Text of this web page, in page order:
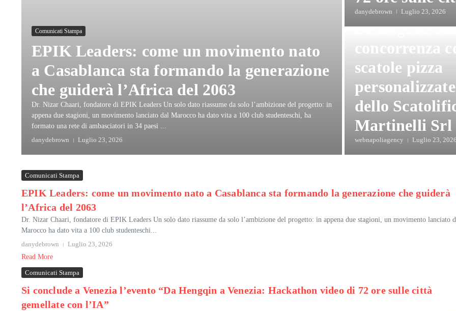
Comunicati Stampa
EPIK Leaders: come un movimento nato
a Casablanca sta formando la generazione
che guiderà l’Africa del 2063
Dr. Nizar Chaari, fondatore di EPIK Leaders Un solo dato riassume da solo l’ambizione del progetto: in
appena due stagioni, un movimento lanciato dal Marocco ha dato vita a 100 club studenteschi, ha
formato una rete di ambasciatori in 34 paesi ...
danydebrown
Luglio 23, 2026
danydebrown Luglio 23, 2026
Food
Distinguiti
concorrenza
scatole pizza
personalizzate
dello
Martinelli Srl
webnapoliagency Luglio 23,
Comunicati Stampa
EPIK Leaders: come un movimento nato a Casablanca sta formando la generazione che guiderà
l’Africa del 2063
Dr. Nizar Chaari, fondatore di EPIK Leaders Un solo dato riassume da solo l’ambizione del progetto: in appena due stagioni, un movimento lanciato
Marocco ha dato vita a 100 club studenteschi...
danydebrown
Luglio 23, 2026
Read More
Comunicati Stampa
Si conclude a Venezia l’evento “Da Hengqin a Venezia: Hackathon video di 72 ore sulle città
gemellate con l’IA”